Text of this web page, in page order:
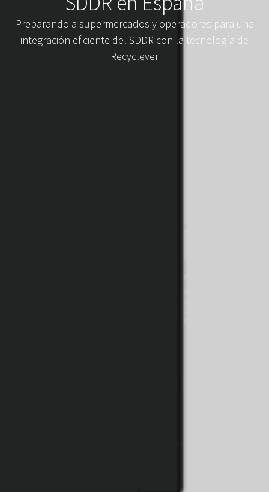
Preparando a supermercados y operadores para una
integración eficiente del SDDR con la tecnología de
Recyclever